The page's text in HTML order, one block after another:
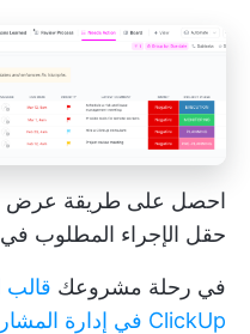
احصل على طريقة عرض
حقل الإجراء المطلوب
في رحلة مشروعك قالب
ClickUp في إدارة المشاريع